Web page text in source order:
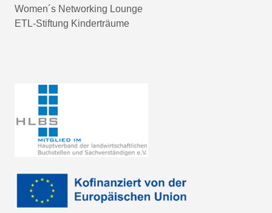
Women´s Networking Lounge
ETL-Stiftung Kinderträume